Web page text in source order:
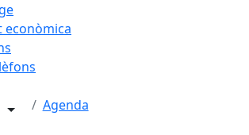
econòmica
Agenda